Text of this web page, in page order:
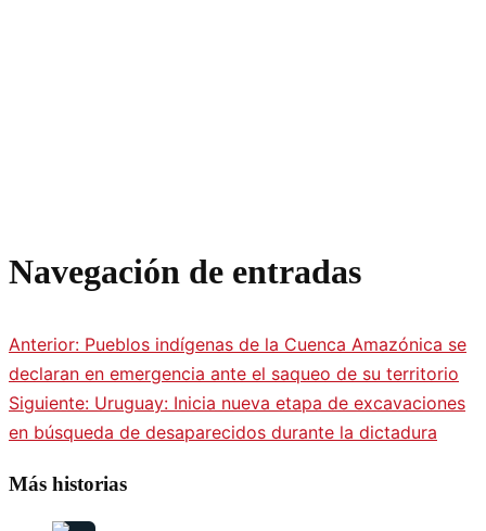
Navegación de entradas
Anterior: Pueblos indígenas de la Cuenca Amazónica se
declaran en emergencia ante el saqueo de su territorio
Siguiente: Uruguay: Inicia nueva etapa de excavaciones
en búsqueda de desaparecidos durante la dictadura
Más historias